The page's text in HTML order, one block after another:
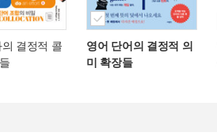
결정적 콜
영어 단어의 결정적 의
미 확장들